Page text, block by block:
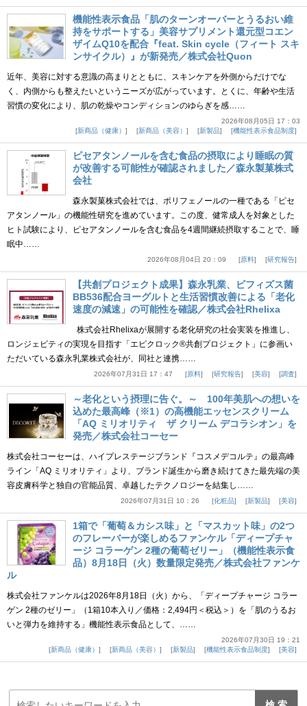
機能性表示食品「肌のターンオーバーとうるおい維
持をサポートする」美容サプリメント還元型コエン
ザイムQ10を配合『feat. Skin cycle（フィート スキ
ンサイクル）』が新発売／株式会社Quon
近年、美容に対する意識の高まりとともに、スキンケアを外側からだけでな
く、内側からも整えたいというニーズが広がっています。とくに、年齢や生活
習慣の変化により、肌の乾燥やコンディションのゆらぎを感……
2026年08月05日 17：03
新商品（健康）
新商品（美容） 新製品 機能性表示食品制度
ピセアタンノールを含む食品の摂取により睡眠の質
が改善する可能性が確認されました／森永製菓株式
会社
森永製菓株式会社では、ポリフェノールの一種である「ピセ
アタンノール」の機能性研究を進めています。この度、健常成人を対象とした
ヒト試験により、ピセアタンノールを含む食品を4週間継続摂取することで、睡
眠中……
2026年08月04日 20：09 原料 研究報告
【共創プロジェクト成果】森永乳業、ビフィズス菌
BB536配合ヨーグルトと生活習慣改善による「老化
速度の減速」の可能性を確認／株式会社Rhelixa
株式会社Rhelixaが展開する老化研究の社会実装を推進し、
ロンジェビティの実現を目指す「エピクロック®共創プロジェクト」に参画い
ただいている森永乳業株式会社が、同社と連携……
2026年07月31日 17：47 原料 研究報告 美容 調査
～老化という摂理に告ぐ。～ 100年美肌への想いを
込めた最高峰（※1）の高機能エッセンスクリーム
「AQ ミリオリティ ザ クリーム デコラシオン」を
発売／株式会社コーセー
株式会社コーセーは、ハイプレステージブランド『コスメデコルテ』の最高峰
ライン「AQ ミリオリティ」より、ブランド誕生から磨き続けてきた最先端の美
容皮膚科学と独自の官能品質、卓越したテクノロジーを結集し……
2026年07月31日 10：26 化粧品 新製品 美容
1箱で「葡萄＆カシス味」と「マスカット味」の2つ
のフレーバーが楽しめるファンケル「ディープチャ
ージ コラーゲン 2種の葡萄ゼリー」（機能性表示食
品）8月18日（火）数量限定発売／株式会社ファンケ
ル
株式会社ファンケルは2026年8月18日（火）から、「ディープチャージ コラー
ゲン 2種のゼリー」（1箱10本入り／価格：2,494円＜税込＞）を「肌のうるお
いと弾力を維持する」機能性表示食品として、……
2026年07月30日 19：21
新商品（健康）
新商品（美容） 新製品 機能性表示食品制度 美容